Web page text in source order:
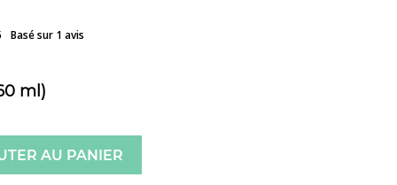
Basé sur 1 avis
ml)
AU PANIER